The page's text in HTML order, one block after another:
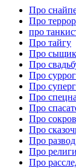
Про
Про
про
Про тайгу
Про
Про
Про
Про
Про
Про
Про
Про
Про развод
Про
Про